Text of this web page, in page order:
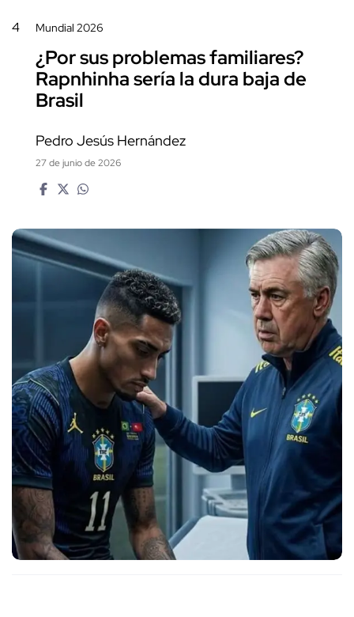
4 Mundial 2026
¿Por sus problemas familiares?
Rapnhinha sería la dura baja de
Brasil
Pedro Jesús Hernández
27 de junio de 2026